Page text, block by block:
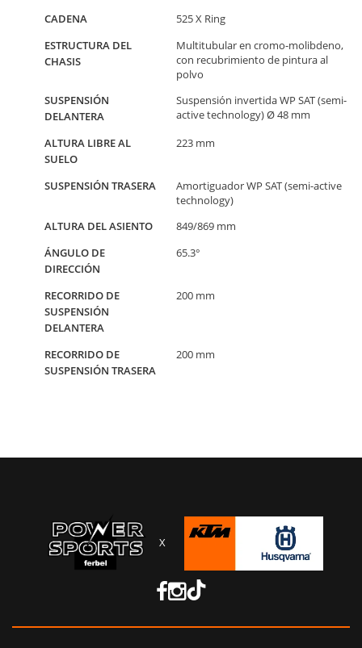
CADENA
525 X Ring
ESTRUCTURA DEL
CHASIS
Multitubular en cromo-molibdeno,
con recubrimiento de pintura al
polvo
SUSPENSIÓN
DELANTERA
Suspensión invertida WP SAT (semi-
active technology) Ø 48 mm
ALTURA LIBRE AL
SUELO
223 mm
SUSPENSIÓN TRASERA
Amortiguador WP SAT (semi-active
technology)
ALTURA DEL ASIENTO
849/869 mm
ÁNGULO DE
DIRECCIÓN
65.3°
RECORRIDO DE
SUSPENSIÓN
DELANTERA
200 mm
RECORRIDO DE
SUSPENSIÓN TRASERA
200 mm
X